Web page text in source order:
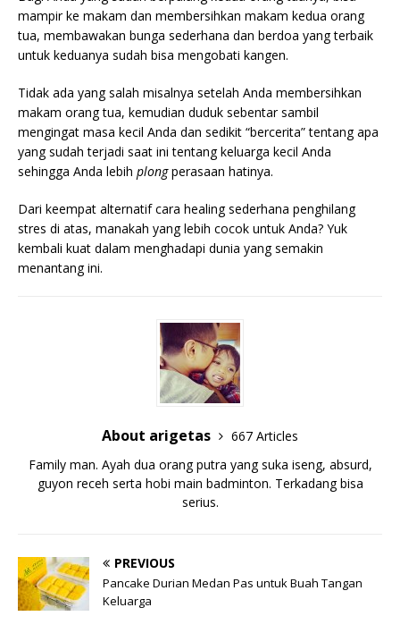
mampir ke makam dan membersihkan makam kedua orang
tua, membawakan bunga sederhana dan berdoa yang terbaik
untuk keduanya sudah bisa mengobati kangen.
Tidak ada yang salah misalnya setelah Anda membersihkan
makam orang tua, kemudian duduk sebentar sambil
mengingat masa kecil Anda dan sedikit “bercerita” tentang apa
yang sudah terjadi saat ini tentang keluarga kecil Anda
sehingga Anda lebih plongperasaan hatinya.
Dari keempat alternatif cara healing sederhana penghilang
stres di atas, manakah yang lebih cocok untuk Anda? Yuk
kembali kuat dalam menghadapi dunia yang semakin
menantang ini.
About arigetas
667 Articles
Family man. Ayah dua orang putra yang suka iseng, absurd,
guyon receh serta hobi main badminton. Terkadang bisa
serius.
PREVIOUS
Pancake Durian Medan Pas untuk Buah Tangan
Keluarga